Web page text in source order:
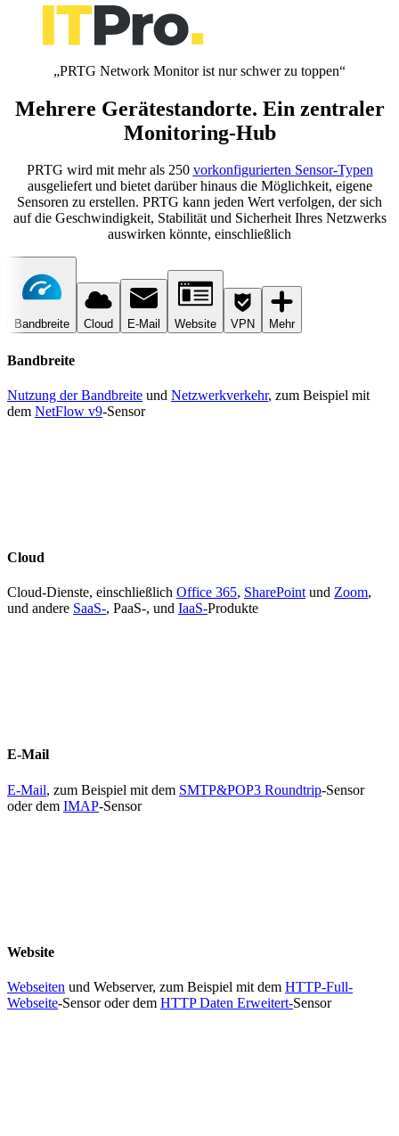
„PRTG Network Monitor ist nur schwer zu toppen“
Mehrere Gerätestandorte. Ein zentraler
Monitoring-Hub
PRTG wird mit mehr als 250 vorkonfigurierten Sensor-Typen
ausgeliefert und bietet darüber hinaus die Möglichkeit, eigene
Sensoren zu erstellen. PRTG kann jeden Wert verfolgen, der sich
auf die Geschwindigkeit, Stabilität und Sicherheit Ihres Netzwerks
auswirken könnte, einschließlich
Bandbreite Cloud E-Mail Website VPN Mehr
Bandbreite
Nutzung der Bandbreite und Netzwerkverkehr, zum Beispiel mit
dem NetFlow v9-Sensor
Cloud
Cloud-Dienste, einschließlich Office 365, SharePoint und Zoom,
und andere SaaS-, PaaS-, und IaaS-Produkte
E-Mail
E-Mail, zum Beispiel mit dem SMTP&POP3 Roundtrip-Sensor
oder dem IMAP-Sensor
Website
Webseiten und Webserver, zum Beispiel mit dem HTTP-Full-
Webseite-Sensor oder dem HTTP Daten Erweitert-Sensor